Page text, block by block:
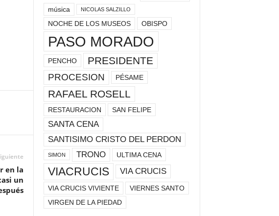
en la
un
música NICOLAS SALZILLO
NOCHE DE LOS MUSEOS OBISPO
PASO MORADO
PENCHO PRESIDENTE
PROCESION PÉSAME
RAFAEL ROSELL
RESTAURACION SAN FELIPE
SANTA CENA
SANTISIMO CRISTO DEL PERDON
SIMON TRONO ULTIMA CENA
VIACRUCIS VIA CRUCIS
VIA CRUCIS VIVIENTE
VIERNES SANTO
VIRGEN DE LA PIEDAD